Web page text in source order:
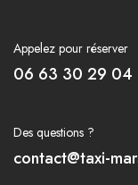
Appelez pour réserver
06 63 30 29 04
Des questions ?
contact@taxi-